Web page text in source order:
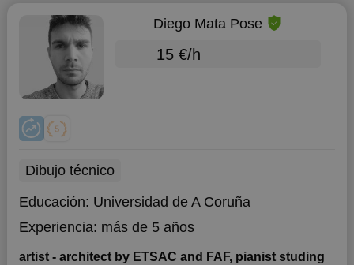
Diego Mata Pose
15 €/h
Dibujo técnico
Educación: Universidad de A Coruña
Experiencia: más de 5 años
artist - architect by ETSAC and FAF, pianist studing